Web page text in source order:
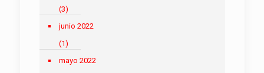
(3)
junio 2022
(1)
mayo 2022